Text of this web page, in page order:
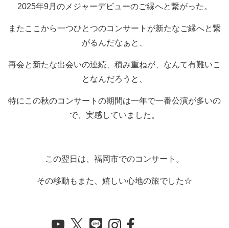
2025年9月のメジャーデビューのご縁へと繋がった。
またここから一つひとつのコンサートが新たなご縁へと繋
がるんだなぁと、
再会と新たな出会いの連続、積み重ねが、なんて有難いこ
となんだろうと、
特にこの秋のコンサートの期間は一年で一番公演が多いの
で、実感していました。
この翌日は、福岡市でのコンサート。
その移動もまた、嬉しい心地の旅でした☆